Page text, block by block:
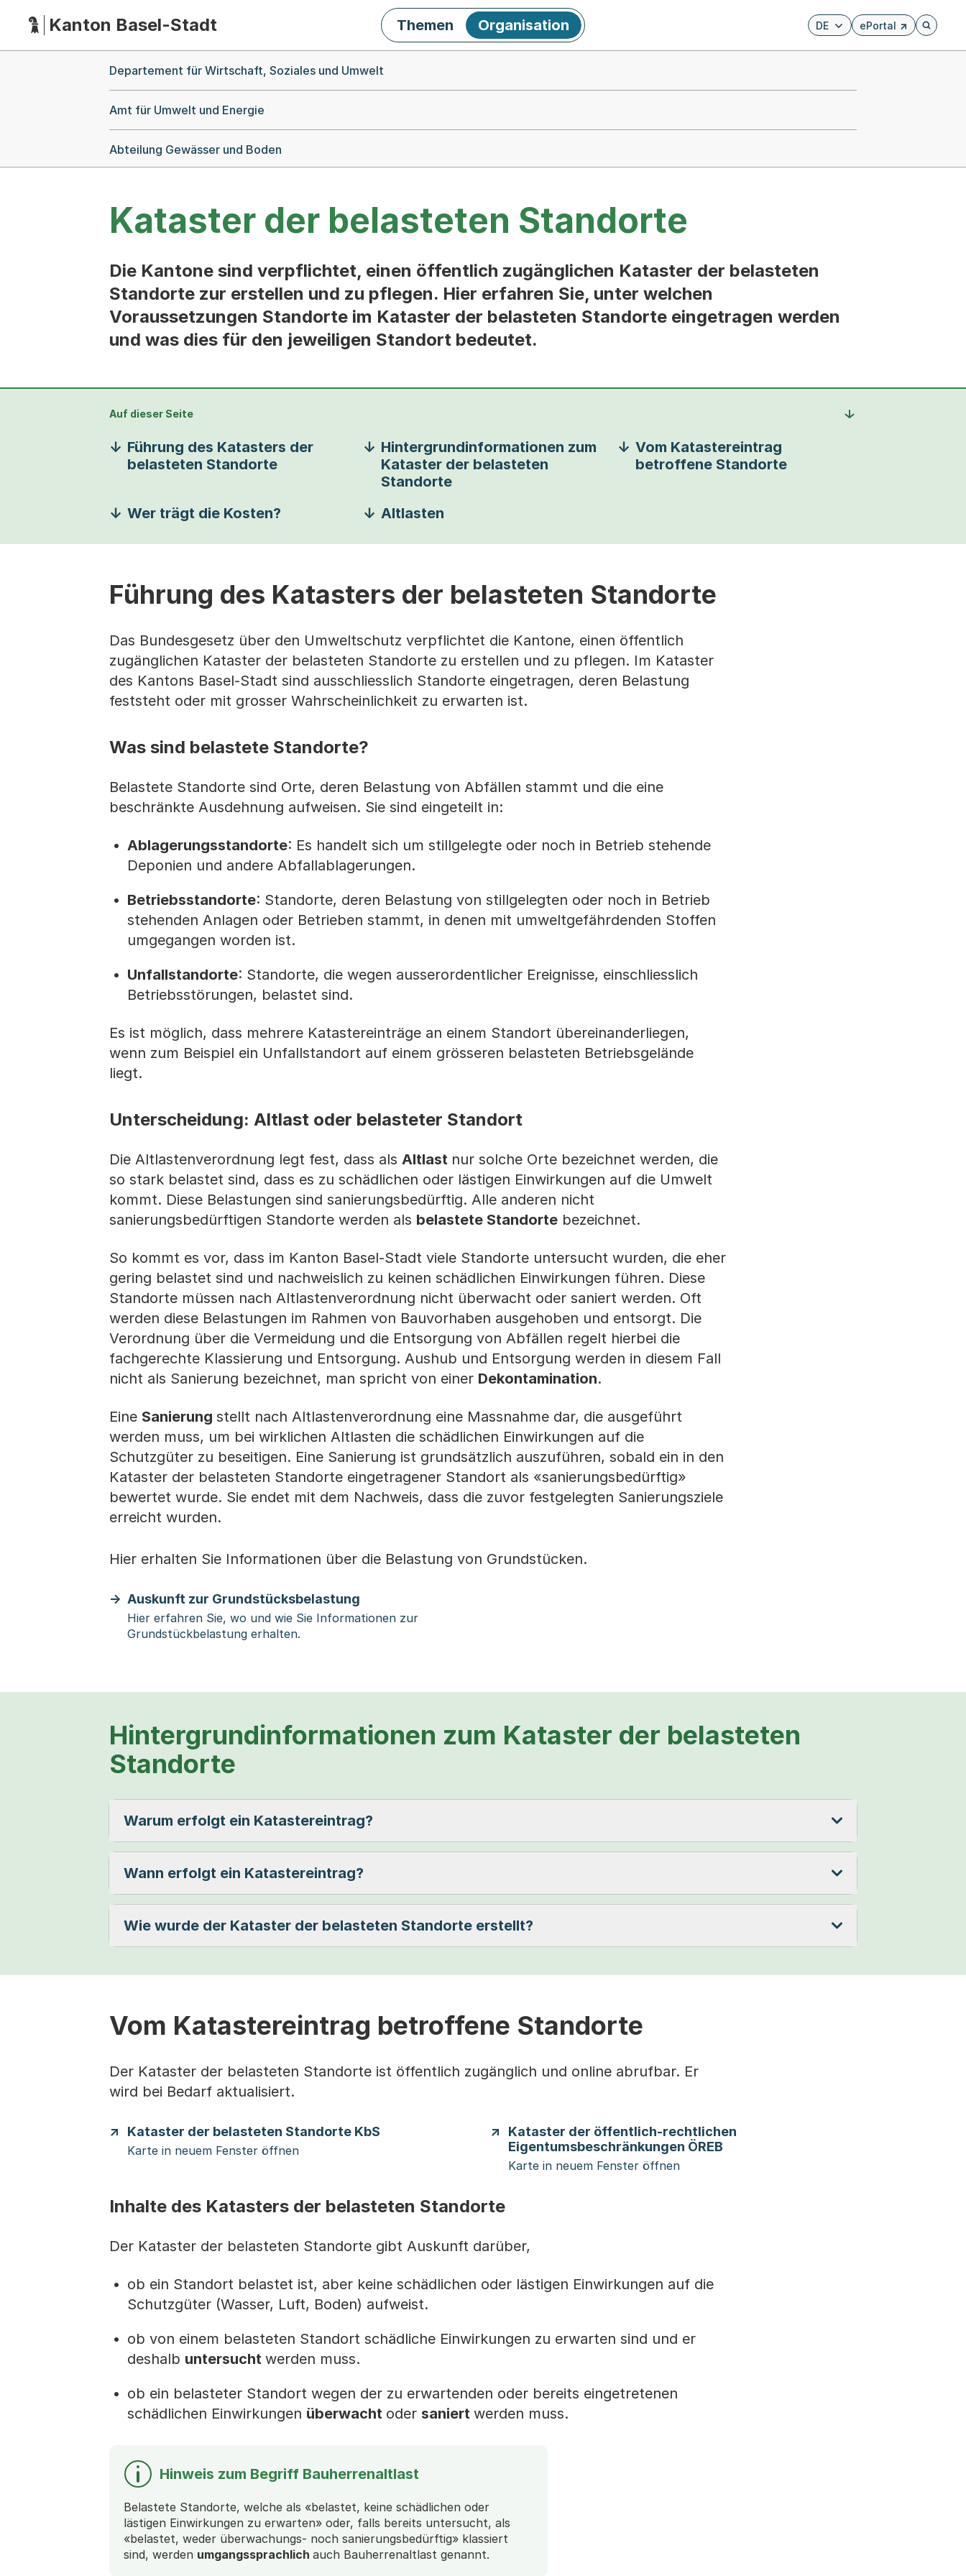
HauptnavigationKanton Basel-Stadt DE ePortal
Externer Link, wird in
Öffnet
Themen Organisation
Departement für Wirtschaft, Soziales und Umwelt
Amt für Umwelt und Energie
Abteilung Gewässer und Boden
Kataster der belasteten Standorte
Die Kantone sind verpflichtet, einen öffentlich zugänglichen Kataster der belasteten
Standorte zur erstellen und zu pflegen. Hier erfahren Sie, unter welchen
Voraussetzungen Standorte im Kataster der belasteten Standorte eingetragen werden
und was dies für den jeweiligen Standort bedeutet.
Auf dieser Seite
Führung des Katasters der
belasteten Standorte
Hintergrundinformationen zum
Kataster der belasteten
Standorte
Vom Katastereintrag
betroffene Standorte
Wer trägt die Kosten? Altlasten
Führung des Katasters der belasteten Standorte
Das Bundesgesetz über den Umweltschutz verpflichtet die Kantone, einen öffentlich
zugänglichen Kataster der belasteten Standorte zu erstellen und zu pflegen. Im Kataster
des Kantons Basel-Stadt sind ausschliesslich Standorte eingetragen, deren Belastung
feststeht oder mit grosser Wahrscheinlichkeit zu erwarten ist.
Was sind belastete Standorte?
Belastete Standorte sind Orte, deren Belastung von Abfällen stammt und die eine
beschränkte Ausdehnung aufweisen. Sie sind eingeteilt in:
Ablagerungsstandorte: Es handelt sich um stillgelegte oder noch in Betrieb stehende
Deponien und andere Abfallablagerungen.
Betriebsstandorte: Standorte, deren Belastung von stillgelegten oder noch in Betrieb
stehenden Anlagen oder Betrieben stammt, in denen mit umweltgefährdenden Stoffen
umgegangen worden ist.
Unfallstandorte: Standorte, die wegen ausserordentlicher Ereignisse, einschliesslich
Betriebsstörungen, belastet sind.
Es ist möglich, dass mehrere Katastereinträge an einem Standort übereinanderliegen,
wenn zum Beispiel ein Unfallstandort auf einem grösseren belasteten Betriebsgelände
liegt.
Unterscheidung: Altlast oder belasteter Standort
Die Altlastenverordnung legt fest, dass als Altlast nur solche Orte bezeichnet werden, die
so stark belastet sind, dass es zu schädlichen oder lästigen Einwirkungen auf die Umwelt
kommt. Diese Belastungen sind sanierungsbedürftig. Alle anderen nicht
sanierungsbedürftigen Standorte werden als belastete Standorte bezeichnet.
So kommt es vor, dass im Kanton Basel-Stadt viele Standorte untersucht wurden, die eher
gering belastet sind und nachweislich zu keinen schädlichen Einwirkungen führen. Diese
Standorte müssen nach Altlastenverordnung nicht überwacht oder saniert werden. Oft
werden diese Belastungen im Rahmen von Bauvorhaben ausgehoben und entsorgt. Die
Verordnung über die Vermeidung und die Entsorgung von Abfällen regelt hierbei die
fachgerechte Klassierung und Entsorgung. Aushub und Entsorgung werden in diesem Fall
nicht als Sanierung bezeichnet, man spricht von einer Dekontamination.
Eine Sanierung stellt nach Altlastenverordnung eine Massnahme dar, die ausgeführt
werden muss, um bei wirklichen Altlasten die schädlichen Einwirkungen auf die
Schutzgüter zu beseitigen. Eine Sanierung ist grundsätzlich auszuführen, sobald ein in den
Kataster der belasteten Standorte eingetragener Standort als «sanierungsbedürftig»
bewertet wurde. Sie endet mit dem Nachweis, dass die zuvor festgelegten Sanierungsziele
erreicht wurden.
Hier erhalten Sie Informationen über die Belastung von Grundstücken.
Auskunft zur Grundstücksbelastung
Hier erfahren Sie, wo und wie Sie Informationen zur
Grundstückbelastung erhalten.
Hintergrundinformationen zum Kataster der belasteten
Standorte
Warum erfolgt ein Katastereintrag?
Wann erfolgt ein Katastereintrag?
Wie wurde der Kataster der belasteten Standorte erstellt?
Vom Katastereintrag betroffene Standorte
Der Kataster der belasteten Standorte ist öffentlich zugänglich und online abrufbar. Er
wird bei Bedarf aktualisiert.
Kataster der belasteten Standorte KbS
Karte in neuem Fenster öffnen
Kataster der öffentlich-rechtlichen
Eigentumsbeschränkungen ÖREB
Karte in neuem Fenster öffnen
Inhalte des Katasters der belasteten Standorte
Der Kataster der belasteten Standorte gibt Auskunft darüber,
ob ein Standort belastet ist, aber keine schädlichen oder lästigen Einwirkungen auf die
Schutzgüter (Wasser, Luft, Boden) aufweist.
ob von einem belasteten Standort schädliche Einwirkungen zu erwarten sind und er
deshalb untersucht werden muss.
ob ein belasteter Standort wegen der zu erwartenden oder bereits eingetretenen
schädlichen Einwirkungen überwacht oder saniert werden muss.
Hinweis zum Begriff Bauherrenaltlast
Belastete Standorte, welche als «belastet, keine schädlichen oder
lästigen Einwirkungen zu erwarten» oder, falls bereits untersucht, als
«belastet, weder überwachungs- noch sanierungsbedürftig» klassiert
sind, werden umgangssprachlich auch Bauherrenaltlast genannt.